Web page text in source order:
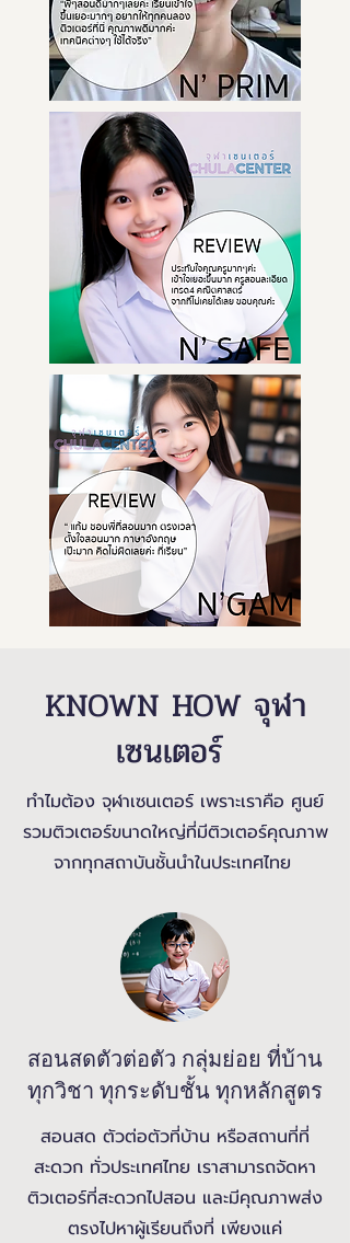
KNOWN HOW จุฬา
เซนเตอร์
ทำไมต้อง จุฬาเซนเตอร์ เพราะเราคือ ศูนย์
รวมติวเตอร์ขนาดใหญ่ที่มีติวเตอร์คุณภาพ
จากทุกสถาบันชั้นนำในประเทศไทย
สอนสดตัวต่อตัว กลุ่มย่อย ที่บ้าน
ทุกวิชา ทุกระดับชั้น ทุกหลักสูตร
สอนสด ตัวต่อตัวที่บ้าน หรือสถานที่ที่
สะดวก ทั่วประเทศไทย เราสามารถจัดหา
ติวเตอร์ที่สะดวกไปสอน และมีคุณภาพส่ง
ตรงไปหาผู้เรียนถึงที่ เพียงแค่